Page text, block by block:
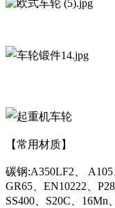
【常用材质】
碳钢:A350LF2、
GR65、EN10222、
SS400、S20C、16Mn